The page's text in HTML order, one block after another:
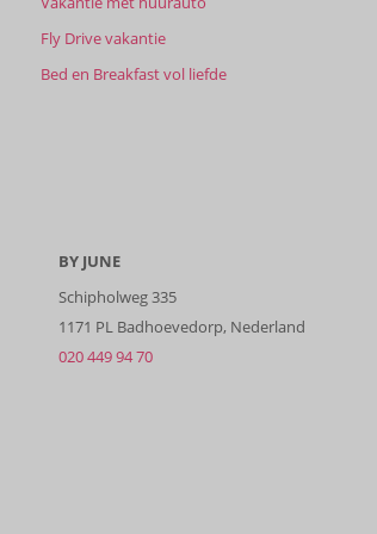
Fly Drive vakantie
Bed en Breakfast vol liefde
BY JUNE
Schipholweg 335
1171 PL Badhoevedorp, Nederland
020 449 94 70